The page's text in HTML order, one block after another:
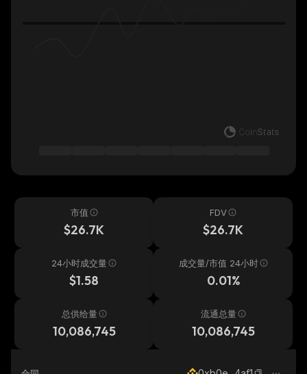
市值
$26.7K
FDV
$26.7K
24小时成交量
$1.58
成交量/市值 24小时
0.01%
总供给量
10,086,745
流通总量
10,086,745